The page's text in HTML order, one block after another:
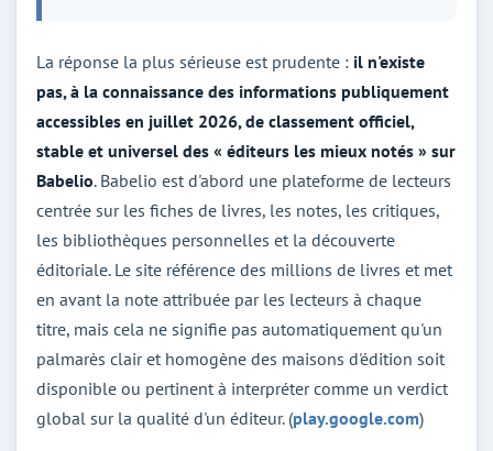
La réponse la plus sérieuse est prudente : il n'existe
pas, à la connaissance des informations publiquement
accessibles en juillet 2026, de classement officiel,
stable et universel des « éditeurs les mieux notés » sur
Babelio. Babelio est d'abord une plateforme de lecteurs
centrée sur les fiches de livres, les notes, les critiques,
les bibliothèques personnelles et la découverte
éditoriale. Le site référence des millions de livres et met
en avant la note attribuée par les lecteurs à chaque
titre, mais cela ne signifie pas automatiquement qu'un
palmarès clair et homogène des maisons d'édition soit
disponible ou pertinent à interpréter comme un verdict
global sur la qualité d'un éditeur. (play.google.com)